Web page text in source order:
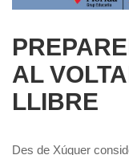
AL
LLIBRE
Des de Xúquer